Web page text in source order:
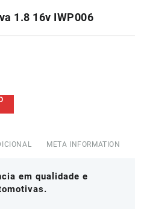
1.8 16v IWP006
META INFORMATION
em qualidade e